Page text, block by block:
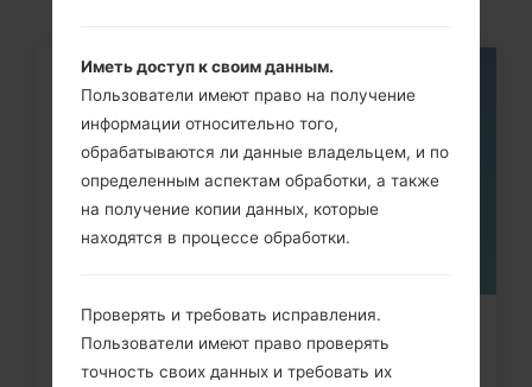
Как удалить все данные с
телефона через меню на LG...
Иметь доступ к своим данным.
Пользователи имеют право на получение
информации относительно того,
обрабатываются ли данные владельцем, и по
определенным аспектам обработки, а также
на получение копии данных, которые
находятся в процессе обработки.
Проверять и требовать исправления.
Пользователи имеют право проверять
точность своих данных и требовать их